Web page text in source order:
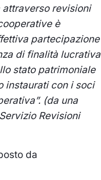
attraverso revisioni
è
partecipazione
di finalità lucrativa
stato patrimoniale
instaurati con i soci
(da una
Revisioni
da